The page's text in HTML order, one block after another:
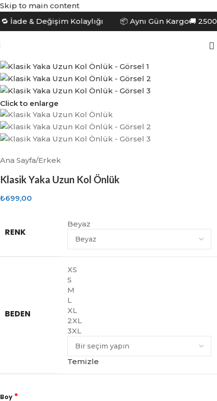
Skip to main content
& Değişim Kolaylığı 📦 Aynı Gün Kargo🚚
Click to enlarge
Ana Sayfa/Erkek
Klasik Yaka Uzun Kol Önlük
₺699,00
RENK
Beyaz
BEDEN
XS
S
M
L
XL
2XL
3XL
Temizle
Boy *